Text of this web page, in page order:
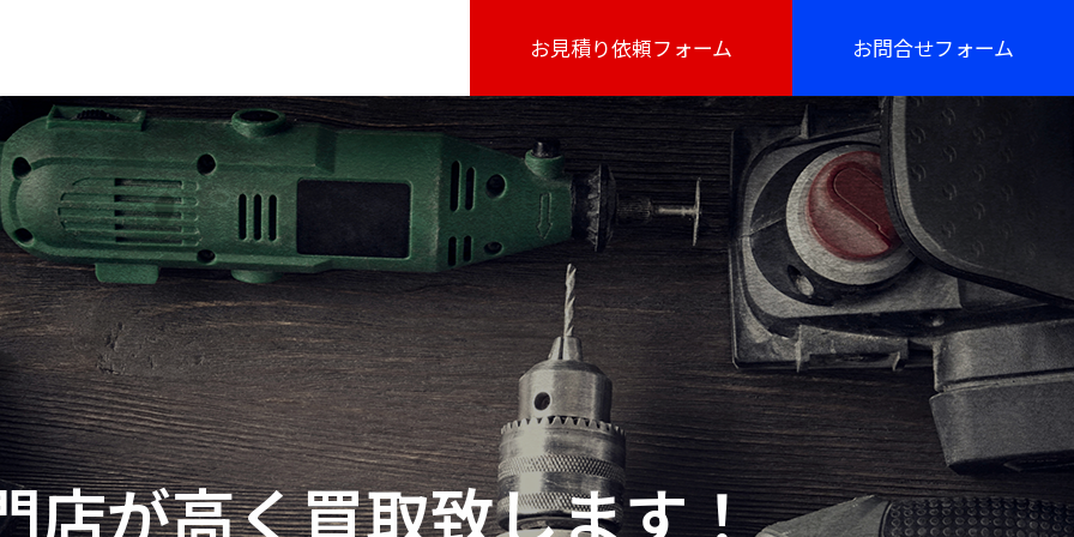
お見積り依頼フォーム お問合せフォーム
店が高く買取致します！